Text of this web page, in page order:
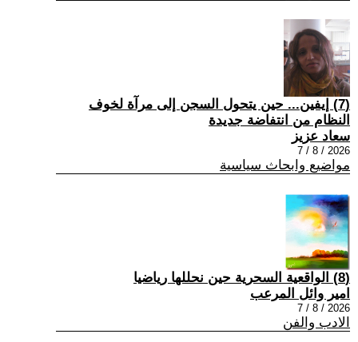
(7) إيفين... حين يتحول السجن إلى مرآة لخوف
النظام من انتفاضة جديدة
سعاد عزيز
2026 / 8 / 7
مواضيع وابحاث سياسية
(8) الواقعية السحرية حين نحللها رياضيا
امير وائل المرعب
2026 / 8 / 7
الادب والفن